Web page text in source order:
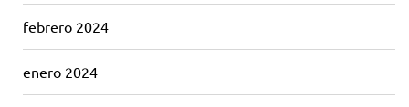
febrero 2024
enero 2024